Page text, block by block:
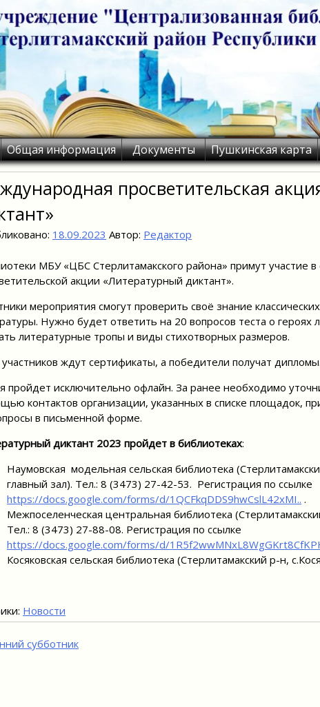
Общая информация Документы Пушкинская карта
просветительская
18.09.2023 Автор: Редактор
МБУ «ЦБС Стерлитамакского района» примут участие
акции «Литературный диктант».
мероприятия смогут проверить своё знание
Нужно будет ответить на 20 вопросов теста о героях
литературные тропы и виды стихотворных размеров.
участников ждут сертификаты, а победители получат дипломы.
пройдет исключительно офлайн. За ранее необходимо
контактов организации, указанных в списке площадок,
в письменной форме.
диктант 2023 пройдет в библиотеках:
Наумовская модельная сельская библиотека
главный зал). Тел.: 8 (3473) 27-42-53. Регистрация по ссылке
https://docs.google.com/forms/d/1QCFkqDDS9hwCslL42xMI.. .
Межпоселенческая центральная библиотека
Тел.: 8 (3473) 27-88-08. Регистрация по ссылке
https://docs.google.com/forms/d/
Косяковская сельская библиотека (Стерлитамакский р-н,
Новости
субботник